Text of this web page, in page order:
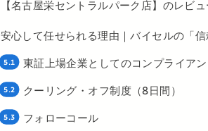
【名古屋栄セントラルパーク店】のレビ
安心して任せられる理由｜バイセルの「
東証上場企業としてのコンプライア
クーリング・オフ制度（8日間）
フォローコール